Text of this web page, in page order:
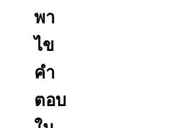
พา
ไข
คำ
ตอบ